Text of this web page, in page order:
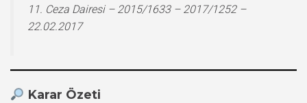
11. Ceza Dairesi – 2015/1633 – 2017/1252 –
22.02.2017
Karar Özeti